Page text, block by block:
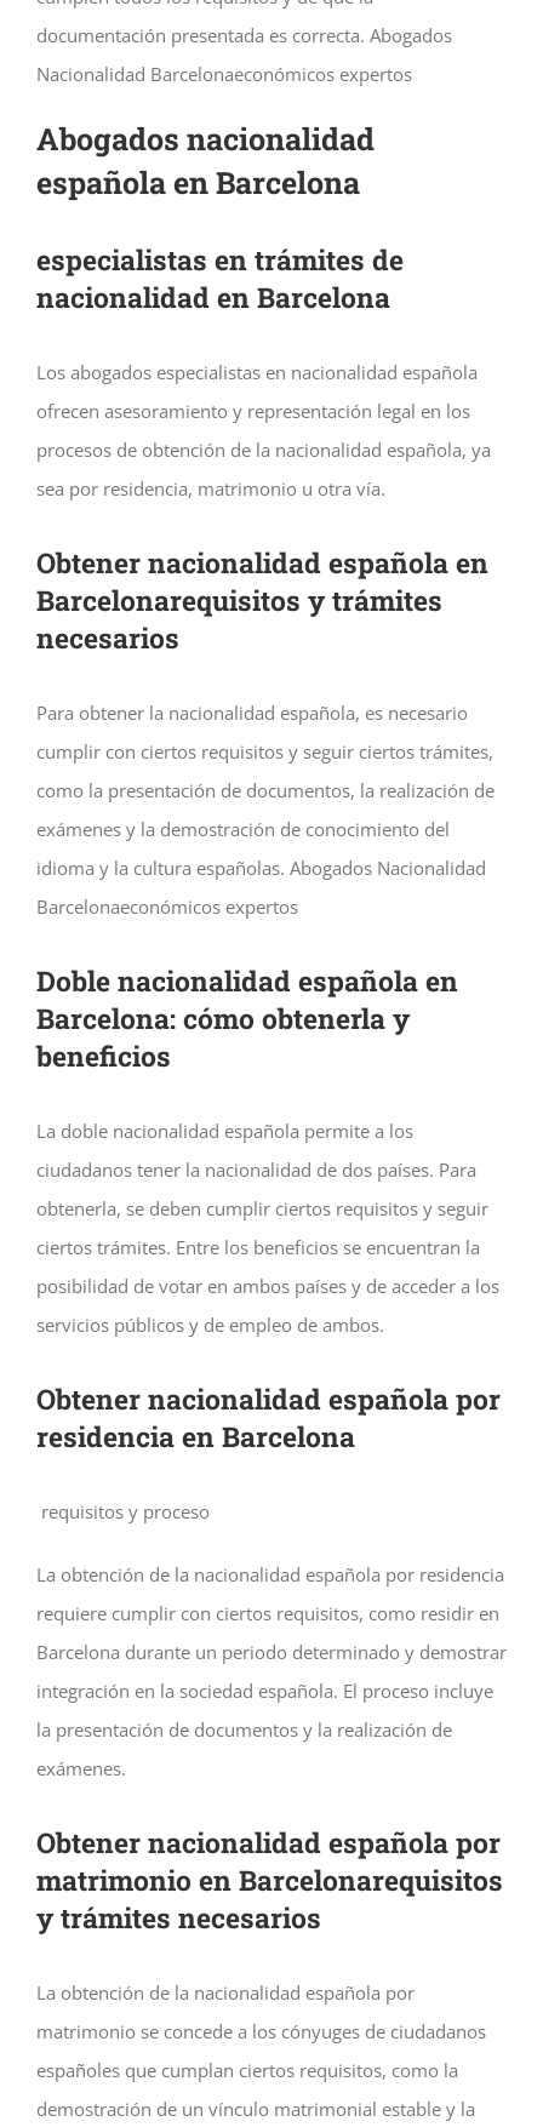
documentación presentada es correcta. Abogados
Nacionalidad Barcelonaeconómicos expertos
Abogados nacionalidad
española en Barcelona
especialistas en trámites de
nacionalidad en Barcelona
Los abogados especialistas en nacionalidad española
ofrecen asesoramiento y representación legal en los
procesos de obtención de la nacionalidad española, ya
sea por residencia, matrimonio u otra vía.
Obtener nacionalidad española en
Barcelonarequisitos y trámites
necesarios
Para obtener la nacionalidad española, es necesario
cumplir con ciertos requisitos y seguir ciertos trámites,
como la presentación de documentos, la realización de
exámenes y la demostración de conocimiento del
idioma y la cultura españolas. Abogados Nacionalidad
Barcelonaeconómicos expertos
Doble nacionalidad española en
Barcelona: cómo obtenerla y
beneficios
La doble nacionalidad española permite a los
ciudadanos tener la nacionalidad de dos países. Para
obtenerla, se deben cumplir ciertos requisitos y seguir
ciertos trámites. Entre los beneficios se encuentran la
posibilidad de votar en ambos países y de acceder a los
servicios públicos y de empleo de ambos.
Obtener nacionalidad española por
residencia en Barcelona
requisitos y proceso
La obtención de la nacionalidad española por residencia
requiere cumplir con ciertos requisitos, como residir en
Barcelona durante un periodo determinado y demostrar
integración en la sociedad española. El proceso incluye
la presentación de documentos y la realización de
exámenes.
Obtener nacionalidad española por
matrimonio en Barcelonarequisitos
y trámites necesarios
La obtención de la nacionalidad española por
matrimonio se concede a los cónyuges de ciudadanos
españoles que cumplan ciertos requisitos, como la
demostración de un vínculo matrimonial estable y la